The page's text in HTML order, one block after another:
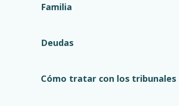
Familia
Deudas
Cómo tratar con los tribunales